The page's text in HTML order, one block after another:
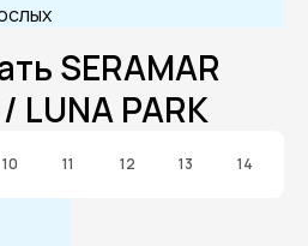
SERAMAR
LUNA PARK
10 11 12 13 14